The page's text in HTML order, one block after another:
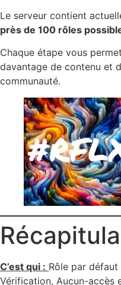
Le serveur contient
près de 100 rôles
Chaque étape vous
davantage de contenu et
communauté.
C’est qui : Rôle par
Vérification, Aucun-accès